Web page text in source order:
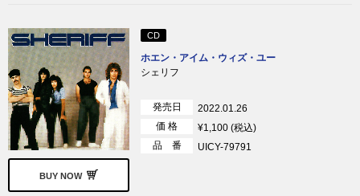
BUY NOW
CD
ホエン・アイム・ウィズ・ユー
シェリフ
発売日
2022.01.26
価 格
¥1,100 (税込)
品 番
UICY-79791